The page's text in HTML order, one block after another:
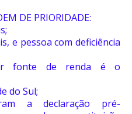
DE PRIORIDADE:
e pessoa com deficiência
fonte de renda é o
do Sul;
a declaração pré-